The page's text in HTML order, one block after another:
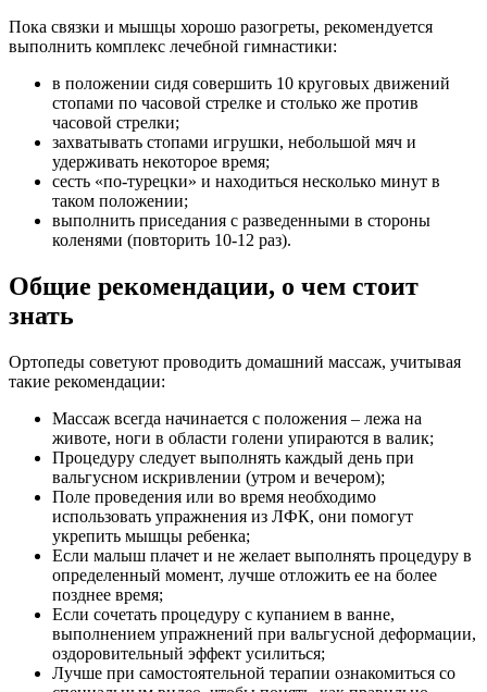
Пока связки и мышцы хорошо разогреты, рекомендуется
выполнить комплекс лечебной гимнастики:
в положении сидя совершить 10 круговых движений
стопами по часовой стрелке и столько же против
часовой стрелки;
захватывать стопами игрушки, небольшой мяч и
удерживать некоторое время;
сесть «по-турецки» и находиться несколько минут в
таком положении;
выполнить приседания с разведенными в стороны
коленями (повторить 10-12 раз).
Общие рекомендации, о чем стоит
знать
Ортопеды советуют проводить домашний массаж, учитывая
такие рекомендации:
Массаж всегда начинается с положения – лежа на
животе, ноги в области голени упираются в валик;
Процедуру следует выполнять каждый день при
вальгусном искривлении (утром и вечером);
Поле проведения или во время необходимо
использовать упражнения из ЛФК, они помогут
укрепить мышцы ребенка;
Если малыш плачет и не желает выполнять процедуру в
определенный момент, лучше отложить ее на более
позднее время;
Если сочетать процедуру с купанием в ванне,
выполнением упражнений при вальгусной деформации,
оздоровительный эффект усилиться;
Лучше при самостоятельной терапии ознакомиться со